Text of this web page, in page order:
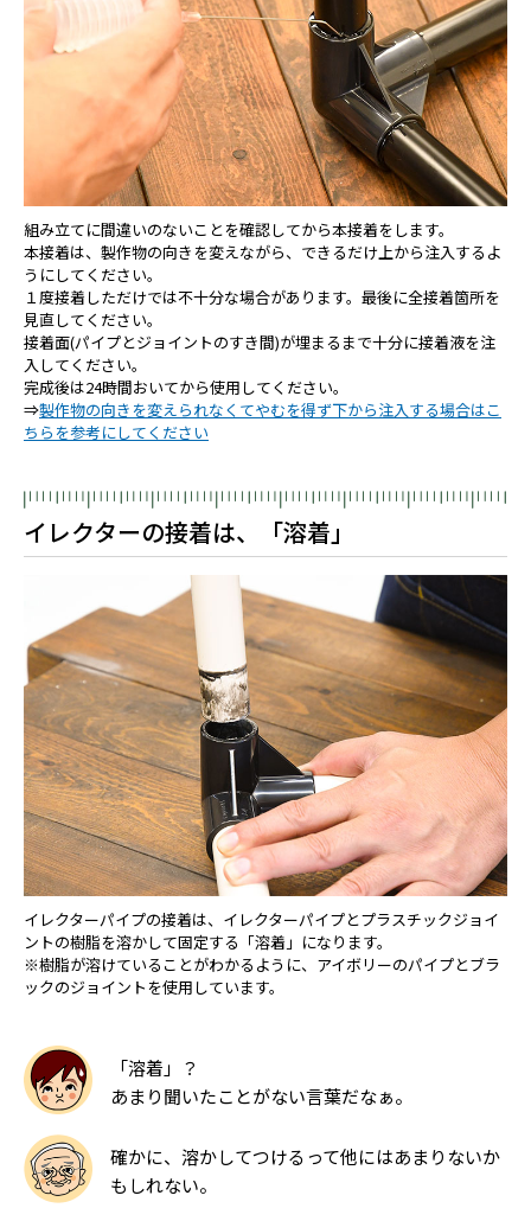
組み立てに間違いのないことを確認してから本接着をします。
本接着は、製作物の向きを変えながら、できるだけ上から注入するよ
うにしてください。
１度接着しただけでは不十分な場合があります。最後に全接着箇所を
見直してください。
接着面(パイプとジョイントのすき間)が埋まるまで十分に接着液を注
入してください。
完成後は24時間おいてから使用してください。
⇒製作物の向きを変えられなくてやむを得ず下から注入する場合はこ
ちらを参考にしてください
イレクターの接着は、「溶着」
イレクターパイプの接着は、イレクターパイプとプラスチックジョイ
ントの樹脂を溶かして固定する「溶着」になります。
※樹脂が溶けていることがわかるように、アイボリーのパイプとブラ
ックのジョイントを使用しています。
「溶着」？
あまり聞いたことがない言葉だなぁ。
確かに、溶かしてつけるって他にはあまりないか
もしれない。